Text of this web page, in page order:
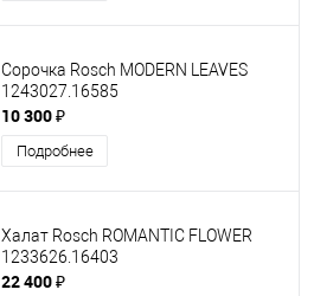
Сорочка Rosch MODERN LEAVES
1243027.16585
10 300 ₽
Подробнее
Халат Rosch ROMANTIC FLOWER
1233626.16403
22 400 ₽